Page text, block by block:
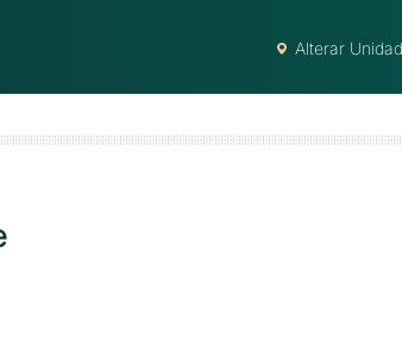
Alterar